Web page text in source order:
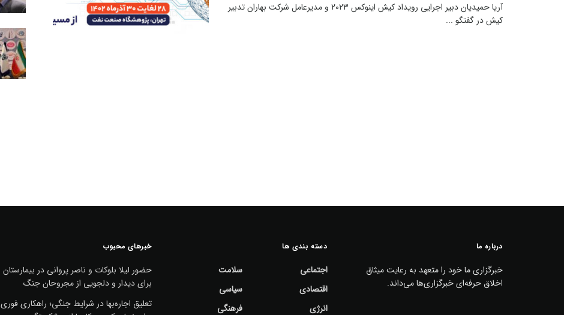
آریا حمیدیان دبیر اجرایی رویداد کیش اینوکس ۲۰۲۳ و مدیرعامل شرکت بهاران تدبیر
کیش در گفتگو ...
درباره ما
خبرگزاری ما خود را متعهد به رعایت میثاق
اخلاق حرفه‌ای خبرگزاری‌ها می‌داند.
دسته بندی ها
اجتماعی
اقتصادی
انرژی
سلامت
سیاسی
فرهنگی
خبرهای محبوب
حضور لیلا بلوکات و ناصر پروانی در بیمارستان
برای دیدار و دلجویی از مجروحان جنگ
تعلیق اجاره‌بها در شرایط جنگی؛ راهکاری فوری